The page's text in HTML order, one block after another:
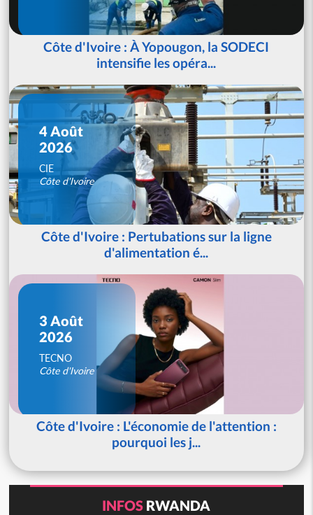
Côte d'Ivoire : À Yopougon, la SODECI
intensifie les opéra...
4 Août
2026
CIE
Côte d'Ivoire
Côte d'Ivoire : Pertubations sur la ligne
d'alimentation é...
3 Août
2026
TECNO
Côte d'Ivoire
Côte d'Ivoire : L'économie de l'attention :
pourquoi les j...
INFOS RWANDA